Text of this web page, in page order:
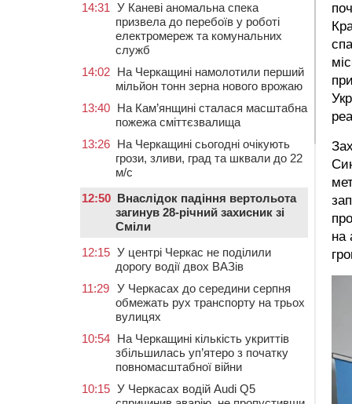
на
14:31 У Каневі аномальна спека
призвела до перебоїв у роботі
електромереж та комунальних
служб
14:02 На Черкащині намолотили перший
мільйон тонн зерна нового врожаю
13:40 На Кам’янщині сталася масштабна
пожежа сміттєзвалища
13:26 На Черкащині сьогодні очікують
грози, зливи, град та шквали до 22
м/с
12:50 Внаслідок падіння вертольота
загинув 28-річний захисник зі
Сміли
12:15 У центрі Черкас не поділили
дорогу водії двох ВАЗів
11:29 У Черкасах до середини серпня
обмежать рух транспорту на трьох
вулицях
10:54 На Черкащині кількість укриттів
збільшилась уп’ятеро з початку
повномасштабної війни
10:15 У Черкасах водій Audi Q5